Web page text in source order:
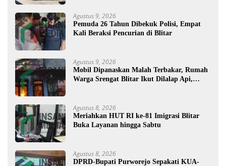
Agustus 9, 2026
Pemuda 26 Tahun Dibekuk Polisi, Empat
Kali Beraksi Pencurian di Blitar
Agustus 9, 2026
Mobil Dipanaskan Malah Terbakar, Rumah
Warga Srengat Blitar Ikut Dilalap Api,
Agustus 8, 2026
Meriahkan HUT RI ke-81 Imigrasi Blitar
Buka Layanan hingga Sabtu
Agustus 8, 2026
DPRD-Bupati Purworejo Sepakati KUA-